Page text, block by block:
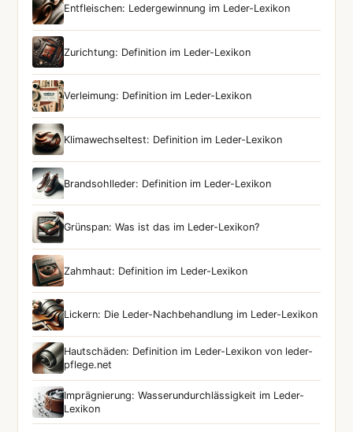
Entfleischen: Ledergewinnung im Leder-Lexikon
Zurichtung: Definition im Leder-Lexikon
Verleimung: Definition im Leder-Lexikon
Klimawechseltest: Definition im Leder-Lexikon
Brandsohlleder: Definition im Leder-Lexikon
Grünspan: Was ist das im Leder-Lexikon?
Zahmhaut: Definition im Leder-Lexikon
Lickern: Die Leder-Nachbehandlung im Leder-Lexikon
Hautschäden: Definition im Leder-Lexikon von leder-
pflege.net
Imprägnierung: Wasserundurchlässigkeit im Leder-
Lexikon